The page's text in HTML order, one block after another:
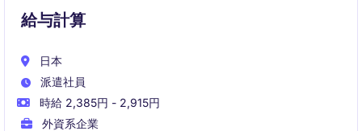
給与計算
日本
派遣社員
時給 2,385円 - 2,915円
外資系企業